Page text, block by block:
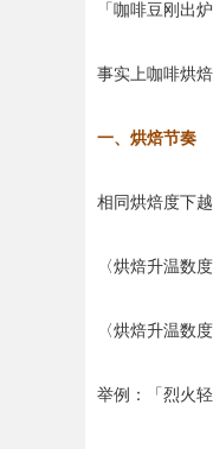
「咖啡豆刚出
事实上咖啡烘
一、烘焙节奏
相同烘焙度下
〈烘焙升温数
〈烘焙升温数
举例：「烈火